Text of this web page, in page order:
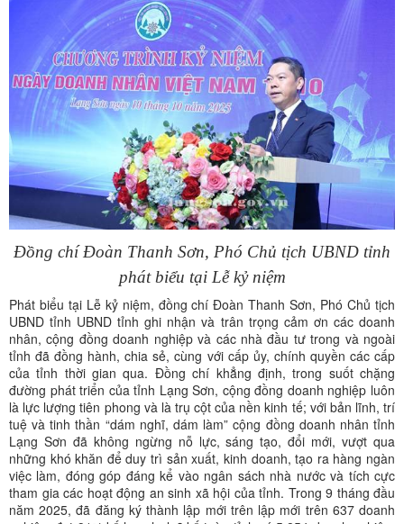
Đồng chí Đoàn Thanh Sơn, Phó Chủ tịch UBND tỉnh
phát biểu tại Lễ kỷ niệm
Phát biểu tại Lễ kỷ niệm, đồng chí Đoàn Thanh Sơn, Phó Chủ tịch
UBND tỉnh UBND tỉnh ghi nhận và trân trọng cảm ơn các doanh
nhân, cộng đồng doanh nghiệp và các nhà đầu tư trong và ngoài
tỉnh đã đồng hành, chia sẻ, cùng với cấp ủy, chính quyền các cấp
của tỉnh thời gian qua. Đồng chí khẳng định, trong suốt chặng
đường phát triển của tỉnh Lạng Sơn, cộng đồng doanh nghiệp luôn
là lực lượng tiên phong và là trụ cột của nền kinh tế; với bản lĩnh, trí
tuệ và tinh thần “dám nghĩ, dám làm” cộng đồng doanh nhân tỉnh
Lạng Sơn đã không ngừng nỗ lực, sáng tạo, đổi mới, vượt qua
những khó khăn để duy trì sản xuất, kinh doanh, tạo ra hàng ngàn
việc làm, đóng góp đáng kể vào ngân sách nhà nước và tích cực
tham gia các hoạt động an sinh xã hội của tỉnh. Trong 9 tháng đầu
năm 2025, đã đăng ký thành lập mới trên lập mới trên 637 doanh